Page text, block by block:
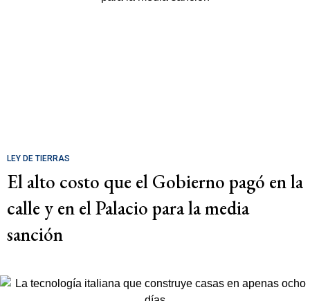
LEY DE TIERRAS
El alto costo que el Gobierno pagó en la
calle y en el Palacio para la media
sanción